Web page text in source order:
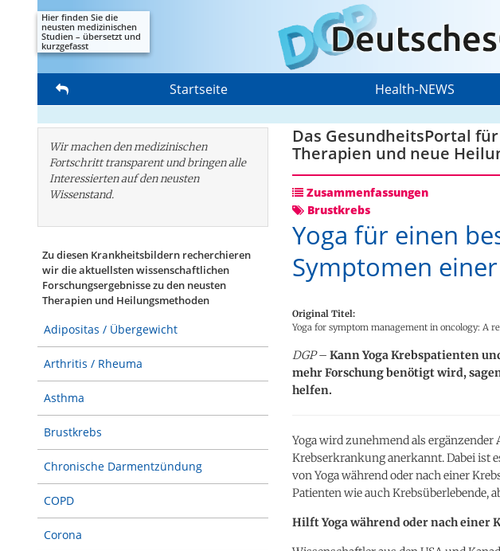
Hier finden Sie die
neusten medizinischen
Studien – übersetzt und
kurzgefasst
Startseite Health-NEWS
Wir machen den medizinischen
Fortschritt transparent und bringen alle
Interessierten auf den neusten
Wissenstand.
Zu diesen Krankheitsbildern recherchieren
wir die aktuellsten wissenschaftlichen
Forschungs­ergebnisse zu den neusten
Therapien und Heilungsmethoden
Adipositas / Übergewicht
Arthritis / Rheuma
Asthma
Brustkrebs
Chronische Darmentzündung
COPD
Corona
Das GesundheitsPortal
Therapien und neue
Zusammenfassungen
Brustkrebs
Yoga für einen
Symptomen
Original Titel:
Yoga for symptom management in oncology: A
DGP– Kann Yoga Krebspatienten
mehr Forschung benötigt wird,
helfen.
Yoga wird zunehmend als
Krebserkrankung anerkannt. Dabei ist
von Yoga während oder nach einer
Patienten wie auch Krebsüberlebende,
Hilft Yoga während oder nach einer